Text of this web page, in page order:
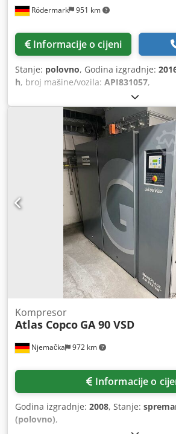
Rödermark 951 km
Informacije o cijeni
Stanje: polovno, Godina izgradnje:
h, broj mašine/vozila: API831057,
Njemačka 972 km
Kompresor
Atlas Copco GA 90 VSD
Informacije o
Godina izgradnje: 2008, Stanje:
(polovno),